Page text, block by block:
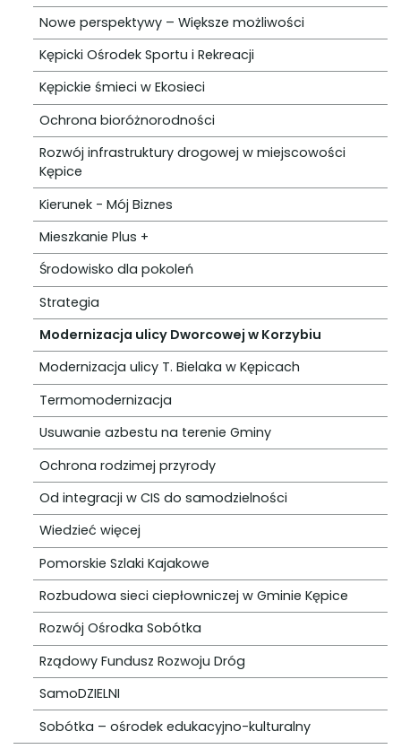
Nowe perspektywy – Większe możliwości
Kępicki Ośrodek Sportu i Rekreacji
Kępickie śmieci w Ekosieci
Ochrona bioróżnorodności
Rozwój infrastruktury drogowej w miejscowości
Kępice
Kierunek - Mój Biznes
Mieszkanie Plus +
Środowisko dla pokoleń
Strategia
Modernizacja ulicy Dworcowej w Korzybiu
Modernizacja ulicy T. Bielaka w Kępicach
Termomodernizacja
Usuwanie azbestu na terenie Gminy
Ochrona rodzimej przyrody
Od integracji w CIS do samodzielności
Wiedzieć więcej
Pomorskie Szlaki Kajakowe
Rozbudowa sieci ciepłowniczej w Gminie Kępice
Rozwój Ośrodka Sobótka
Rządowy Fundusz Rozwoju Dróg
SamoDZIELNI
Sobótka – ośrodek edukacyjno-kulturalny